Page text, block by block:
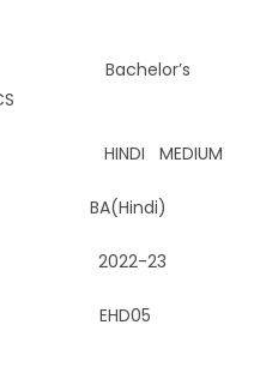
MEDIUM
23
EHD05